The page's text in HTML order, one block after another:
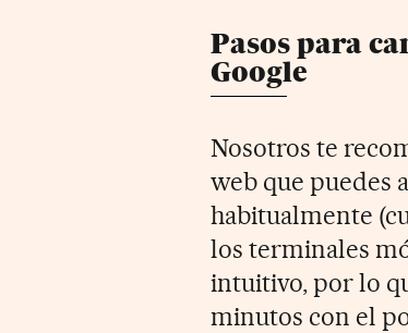
Pasos para
Google
Nosotros te
web que puedes
habitualmente
los terminales
intuitivo, por lo
minutos con el